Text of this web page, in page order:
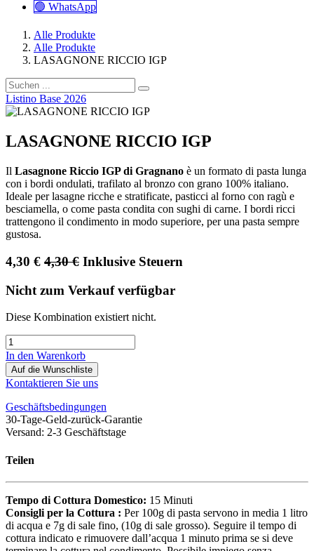
🟢 WhatsApp
Alle Produkte
Alle Produkte
LASAGNONE RICCIO IGP
Listino Base 2026
LASAGNONE RICCIO IGP
Il Lasagnone Riccio IGP di Gragnano è un formato di pasta lunga
con i bordi ondulati, trafilato al bronzo con grano 100% italiano.
Ideale per lasagne ricche e stratificate, pasticci al forno con ragù e
besciamella, o come pasta condita con sughi di carne. I bordi ricci
trattengono il condimento in modo superiore, per una pasta sempre
gustosa.
4,30 € 4,30€ Inklusive Steuern
Nicht zum Verkauf verfügbar
Diese Kombination existiert nicht.
In den Warenkorb
Auf die Wunschliste
Kontaktieren Sie uns
Geschäftsbedingungen
30-Tage-Geld-zurück-Garantie
Versand: 2-3 Geschäftstage
Teilen
Tempo di Cottura Domestico: 15 Minuti
Consigli per la Cottura : Per 100g di pasta servono in media 1 litro
di acqua e 7g di sale fino, (10g di sale grosso). Seguire il tempo di
cottura indicato e rimuovere dall’acqua 1 minuto prima se si deve